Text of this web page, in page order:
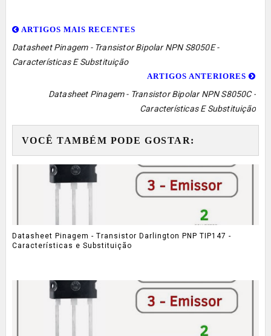
ARTIGOS MAIS RECENTES
Datasheet Pinagem - Transistor Bipolar NPN S8050E -
Características E Substituição
ARTIGOS ANTERIORES
Datasheet Pinagem - Transistor Bipolar NPN S8050C -
Características E Substituição
VOCÊ TAMBÉM PODE GOSTAR:
Datasheet Pinagem - Transistor Darlington PNP TIP147 -
Características e Substituição